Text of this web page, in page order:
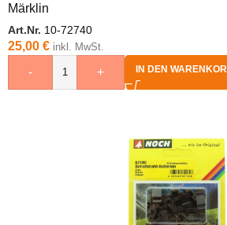
Märklin
Art.Nr. 10-72740
25,00 € inkl. MwSt.
- + IN DEN